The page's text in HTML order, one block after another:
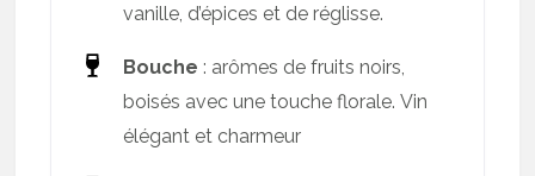
vanille, d’épices et de réglisse.
Bouche : arômes de fruits noirs,
boisés avec une touche florale. Vin
élégant et charmeur